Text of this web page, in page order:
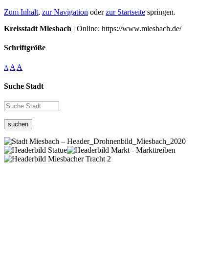
Zum Inhalt, zur Navigation oderzur Startseite springen.
Kreisstadt Miesbach | Online: https://www.miesbach.de/
Schriftgröße
A A A
Suche Stadt
suchen